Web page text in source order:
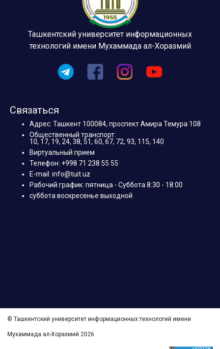
Ташкентский университет информационных
технологий имени Мухаммада ал-Хоразмий
Связаться
Адрес: Ташкент 100084, проспект Амира Темура 108
Общественный транспорт:
10, 17, 19, 24, 38, 51, 60, 67, 72, 93, 115, 140
Виртуальный прием
Телефон: +998 71 238 55 55
E-mail: info@tuit.uz
Рабочий график: пятница - Суббота 8:30 - 18:00
суббота воскресенье выходной
© Ташкентский университет информационных технологий имени
Мухаммада ал-Хоразмий 2026